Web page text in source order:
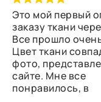
Это мой первый
заказу ткани
Все прошло
Цвет ткани
фото,
сайте. Мне все
понравилось, в